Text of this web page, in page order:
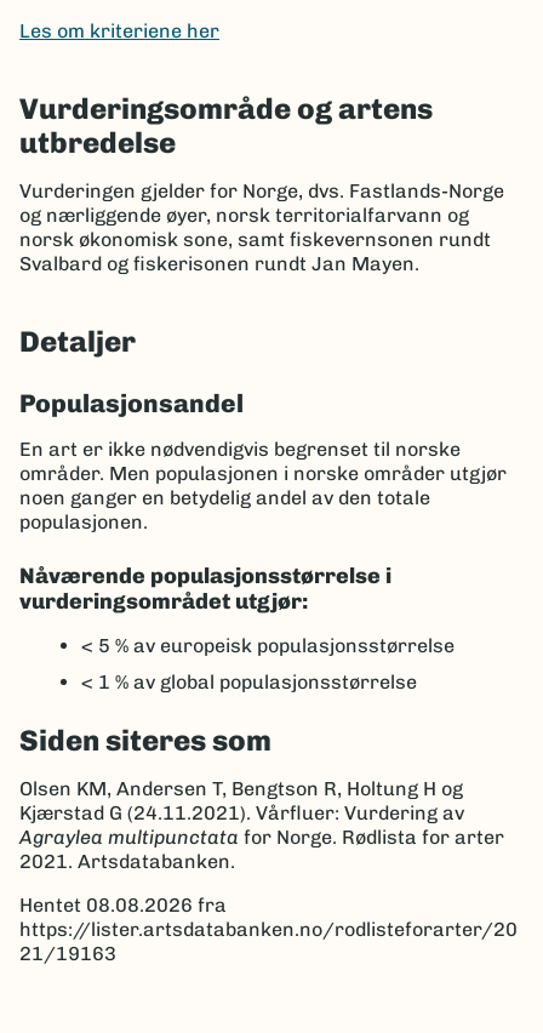
Les om kriteriene her
Vurderingsområde og artens
utbredelse
Vurderingen gjelder for Norge, dvs. Fastlands-Norge
og nærliggende øyer, norsk territorialfarvann og
norsk økonomisk sone, samt fiskevernsonen rundt
Svalbard og fiskerisonen rundt Jan Mayen.
Detaljer
Populasjonsandel
En art er ikke nødvendigvis begrenset til norske
områder. Men populasjonen i norske områder utgjør
noen ganger en betydelig andel av den totale
populasjonen.
Nåværende populasjonsstørrelse i
vurderingsområdet utgjør:
< 5 % av europeisk populasjonsstørrelse
< 1 % av global populasjonsstørrelse
Siden siteres som
Olsen KM, Andersen T, Bengtson R, Holtung H og
Kjærstad G (24.11.2021). Vårfluer: Vurdering av
Agraylea multipunctata for Norge. Rødlista for arter
2021. Artsdatabanken.
Hentet 08.08.2026 fra
https://lister.artsdatabanken.no/rodlisteforarter/20
21/19163